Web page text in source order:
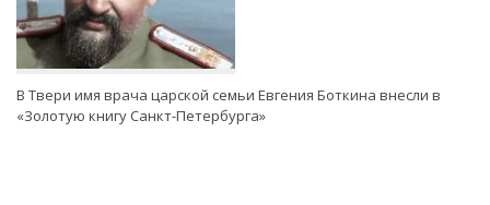
В Твери имя врача царской семьи Евгения Боткина внесли в
«Золотую книгу Санкт-Петербурга»